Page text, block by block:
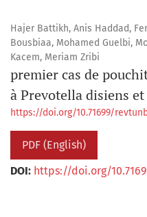
Hajer Battikh, Anis Haddad,
Bousbiaa, Mohamed Guelbi,
Kacem, Meriam Zribi
premier cas de
à Prevotella disiens
https://doi.org/10.71699/
PDF (English)
DOI: https://doi.org/